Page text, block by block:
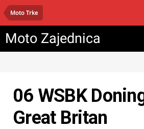
Moto Trke
Moto Zajednica
06 WSBK
Great Britan